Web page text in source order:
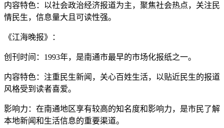
内容特色：以社会政治经济报道为主，聚焦社会热点，关注民
情民生，信息量大且可读性强。
《江海晚报》：
创刊时间：1993年，是南通市最早的市场化报纸之一。
内容特色：注重民生新闻，关心百姓生活，以贴近民生的报道
风格受到读者喜爱。
影响力：在南通地区享有较高的知名度和影响力，是市民了解
本地新闻和生活信息的重要渠道。